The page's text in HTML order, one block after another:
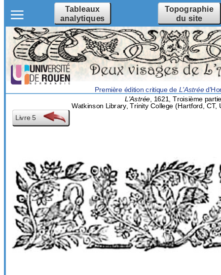
Tableaux
analytiques
Topographie
du site
Première édition critique de L'Astrée
L'Astrée, 1621, Troisième
Watkinson Library, Trinity College (Hartford, CT,
Livre 5